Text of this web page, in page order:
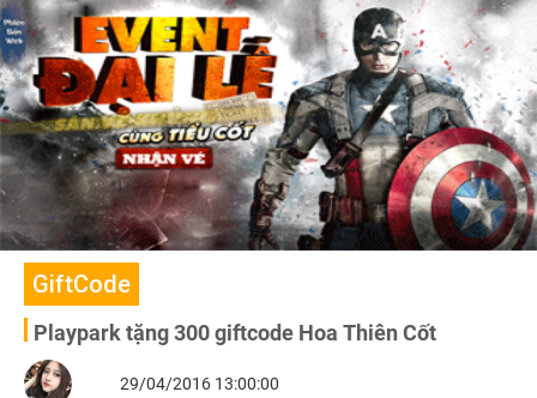
GiftCode
Playpark tặng 300 giftcode Hoa Thiên Cốt
29/04/2016 13:00:00